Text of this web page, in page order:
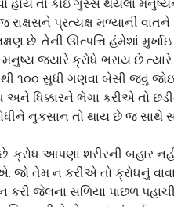
હોય તો કોઇ ગુસ્સે થયેલા
રાક્ષસને પ્રત્યક્ષ મળ્યાની
છે. તેની ઊત્પત્તિ હંમેશાં
મનુષ્ય જયારે ક્રોધે ભરાય છે
૧૦૦ સુધી ગણવા બેસી જવું
ધિક્કારને ભેગા કરીએ તો
નુકસાન તો થાય છે જ સાથે
ક્રોધ આપણા શરીરની બહાર
તેમ ન કરીએ તો ક્રોધનું
કરી જેલના સળિયા પાછળ